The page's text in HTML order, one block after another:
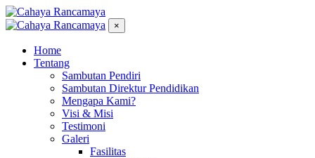
×
Home
Tentang
Sambutan Pendiri
Sambutan Direktur Pendidikan
Mengapa Kami?
Visi & Misi
Testimoni
Galeri
Fasilitas